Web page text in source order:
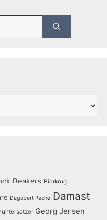
Beakers Bierkrug
Dagobert Peche Damast
Georg Jensen